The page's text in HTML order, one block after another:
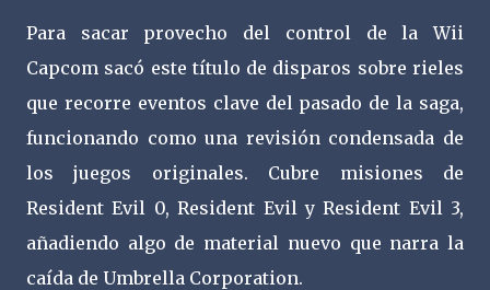
Para sacar provecho del control de la Wii
Capcom sacó este título de disparos sobre rieles
que recorre eventos clave del pasado de la saga,
funcionando como una revisión condensada de
los juegos originales. Cubre misiones de
Resident Evil 0, Resident Evil y Resident Evil 3,
añadiendo algo de material nuevo que narra la
caída de Umbrella Corporation.